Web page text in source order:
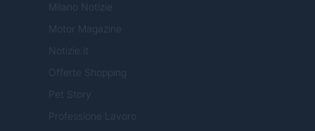
Milano Notizie
Motor Magazine
Notizie.it
Offerte Shopping
Pet Story
Professione Lavoro